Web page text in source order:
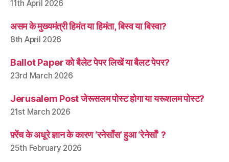
11th April 2026
असम के मुख्यमंत्री हिमंत या हिमंता, बिस्व या बिस्वा?
8th April 2026
Ballot Paper को बैलेट पेपर लिखें या बैलट पेपर?
23rd March 2026
Jerusalem Post जेरूसलम पोस्ट होगा या यरूशलम पोस्ट?
21st March 2026
फ़्रेंच के अधूरे ज्ञान के कारण ‘रनेसाँस’ हुआ ‘रेनेसाँ’ ?
25th February 2026